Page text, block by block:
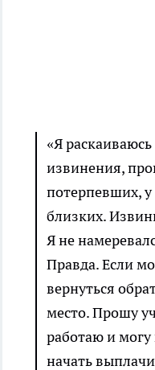
«Я
извинения,
потерпевших, у
близких.
Я не
Правда. Если
вернуться
место. Прошу
работаю и могу
начать